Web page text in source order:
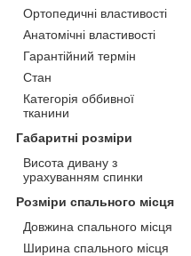
Ортопедичні властивості
Анатомічні властивості
Гарантійний термін
Стан
Категорія оббивної
тканини
Габаритні розміри
Висота дивану з
урахуванням спинки
Розміри спального місця
Довжина спального місця
Ширина спального місця